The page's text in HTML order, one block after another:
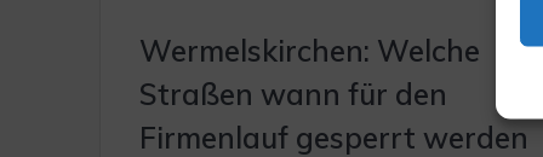
Wermelskirchen: Welche
Straßen wann für den
Firmenlauf gesperrt werden